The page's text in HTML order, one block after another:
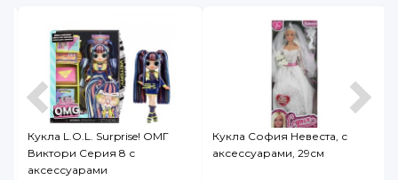
Кукла L.O.L. Surprise! ОМГ
Виктори Серия 8 с
аксессуарами
Кукла София Невеста, с
аксессуарами, 29см